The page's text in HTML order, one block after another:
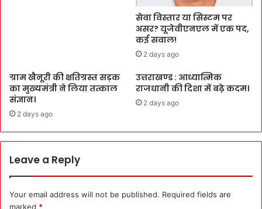
सेवा विस्तार या सिस्टम पर
असर? यूजेवीएनएल में एक पद,
कई सवाल!
2 days ago
ग्राम खैनूरी की क्षतिग्रस्त सड़क
का मुख्यमंत्री ने लिया तत्काल
संज्ञान।
2 days ago
उत्तराखण्ड : आध्यात्मिक
राजधानी की दिशा में बढ़े कदम।
2 days ago
Leave a Reply
Your email address will not be published. Required fields are
marked *